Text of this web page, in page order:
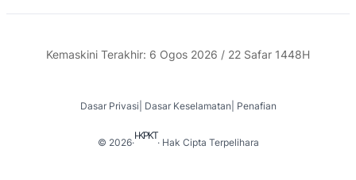
Kemaskini Terakhir: 6 Ogos 2026 / 22 Safar 1448H
Dasar Privasi Dasar Keselamatan Penafian
© 2026·
I-KPKT
· Hak Cipta Terpelihara